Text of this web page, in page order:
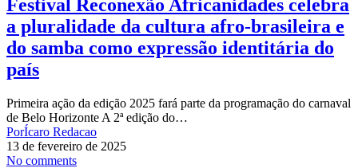
Festival Reconexão Africanidades celebra
a pluralidade da cultura afro-brasileira e
do samba como expressão identitária do
país
Primeira ação da edição 2025 fará parte da programação do carnaval
de Belo Horizonte A 2ª edição do…
PorÍcaro Redacao
13 de fevereiro de 2025
No comments